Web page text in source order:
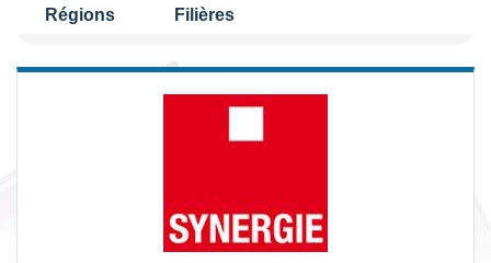
Régions Filières